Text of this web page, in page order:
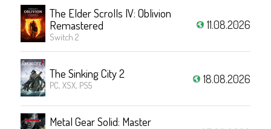
The Elder Scrolls IV: Oblivion
Remastered
Switch 2
11.08.2026
The Sinking City 2
PC, XSX, PS5 18.08.2026
Metal Gear Solid: Master